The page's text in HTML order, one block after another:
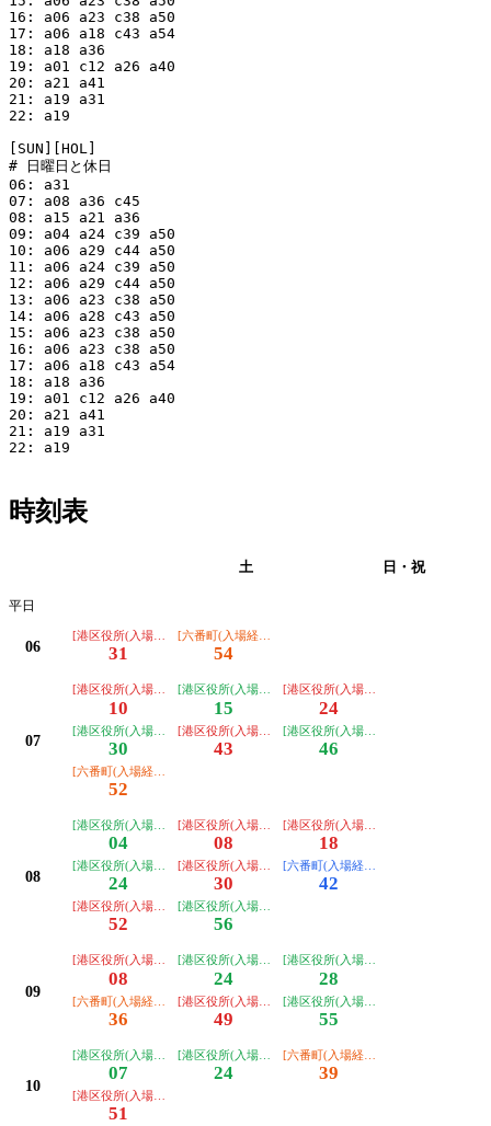
16: a06 a23 c38 a50
17: a06 a18 c43 a54
18: a18 a36
19: a01 c12 a26 a40
20: a21 a41
21: a19 a31
22: a19
[SUN][HOL]
# 日曜日と休日
06: a31
07: a08 a36 c45
08: a15 a21 a36
09: a04 a24 c39 a50
10: a06 a29 c44 a50
11: a06 a24 c39 a50
12: a06 a29 c44 a50
13: a06 a23 c38 a50
14: a06 a28 c43 a50
15: a06 a23 c38 a50
16: a06 a23 c38 a50
17: a06 a18 c43 a54
18: a18 a36
19: a01 c12 a26 a40
20: a21 a41
21: a19 a31
22: a19
時刻表
土 日・祝
平日
06
[港区役所(入場経由)ゆき]
31
[六番町(入場経由)ゆき]
54
07
[港区役所(入場経由)ゆき]
10
[港区役所(入場経由ノンステップ)ゆき]
15
[港区役所(入場経由)ゆき]
24
[港区役所(入場経由ノンステップ)ゆき]
30
[港区役所(入場経由)ゆき]
43
[港区役所(入場経由ノンステップ)ゆき
46
[六番町(入場経由)ゆき]
52
08
[港区役所(入場経由ノンステップ)ゆき]
04
[港区役所(入場経由)ゆき]
08
[港区役所(入場経由)ゆき]
18
[港区役所(入場経由ノンステップ)ゆき]
24
[港区役所(入場経由)ゆき]
30
[六番町(入場経由ノンステップ)ゆき]
42
[港区役所(入場経由)ゆき]
52
[港区役所(入場経由ノンステップ)ゆき]
56
09
[港区役所(入場経由)ゆき]
08
[港区役所(入場経由ノンステップ)ゆき]
24
[港区役所(入場経由ノンステップ)ゆき
28
[六番町(入場経由)ゆき]
36
[港区役所(入場経由)ゆき]
49
[港区役所(入場経由ノンステップ)ゆき
55
10
[港区役所(入場経由ノンステップ)ゆき]
07
[港区役所(入場経由ノンステップ)ゆき]
24
[六番町(入場経由)ゆき]
39
[港区役所(入場経由)ゆき]
51